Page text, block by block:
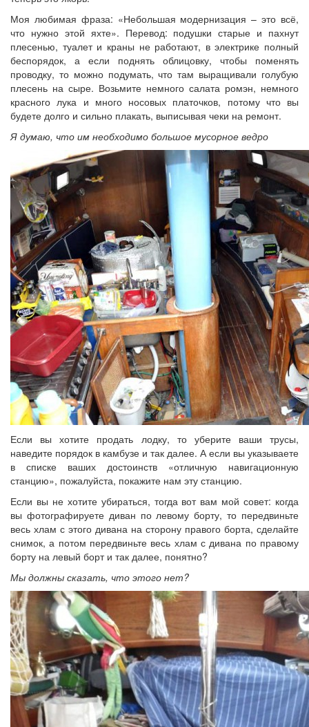
Моя любимая фраза: «Небольшая модернизация – это всё,
что нужно этой яхте». Перевод: подушки старые и пахнут
плесенью, туалет и краны не работают, в электрике полный
беспорядок, а если поднять облицовку, чтобы поменять
проводку, то можно подумать, что там выращивали голубую
плесень на сыре. Возьмите немного салата ромэн, немного
красного лука и много носовых платочков, потому что вы
будете долго и сильно плакать, выписывая чеки на ремонт.
Я думаю, что им необходимо большое мусорное ведро
Если вы хотите продать лодку, то уберите ваши трусы,
наведите порядок в камбузе и так далее. А если вы указываете
в списке ваших достоинств «отличную навигационную
станцию», пожалуйста, покажите нам эту станцию.
Если вы не хотите убираться, тогда вот вам мой совет: когда
вы фотографируете диван по левому борту, то передвиньте
весь хлам с этого дивана на сторону правого борта, сделайте
снимок, а потом передвиньте весь хлам с дивана по правому
борту на левый борт и так далее, понятно?
Мы должны сказать, что этого нет?